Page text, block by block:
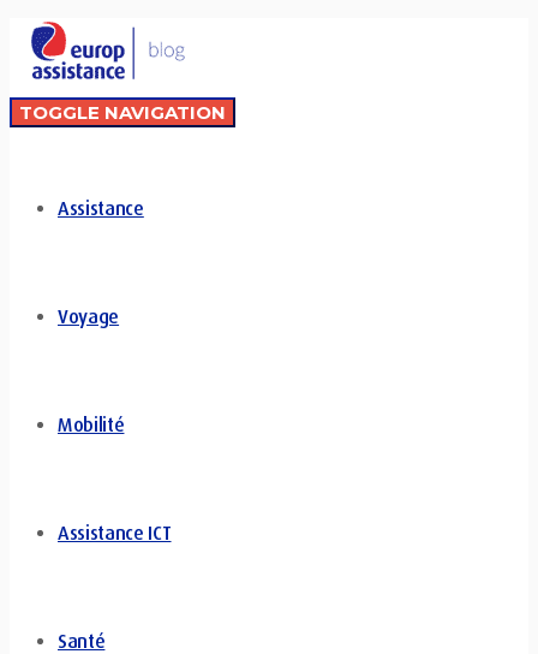
TOGGLE NAVIGATION
Assistance
Voyage
Mobilité
Assistance ICT
Santé